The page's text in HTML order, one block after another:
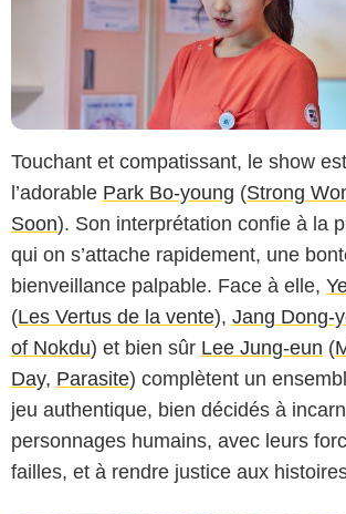
Touchant et compatissant, le show
l’adorable Park Bo-young (Strong
Soon). Son interprétation confie à la
qui on s’attache rapidement, une
bienveillance palpable. Face à elle,
(Les Vertus de la vente), Jang Dong-
of Nokdu) et bien sûr Lee Jung-eun (
Day, Parasite) complètent un
jeu authentique, bien décidés à
personnages humains, avec leurs
failles, et à rendre justice aux